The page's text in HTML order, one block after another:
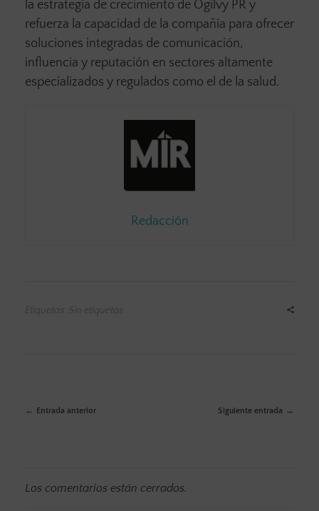
la estrategia de crecimiento de Ogilvy PR y
refuerza la capacidad de la compañía para ofrecer
soluciones integradas de comunicación,
influencia y reputación en sectores altamente
especializados y regulados como el de la salud.
Redacción
Etiquetas: Sin etiquetas
Entrada anterior Siguiente entrada
Los comentarios están cerrados.